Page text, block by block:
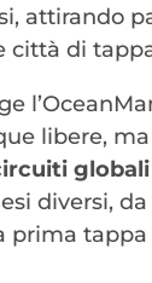
attirando
città di
libere,
globali
diversi,
prima